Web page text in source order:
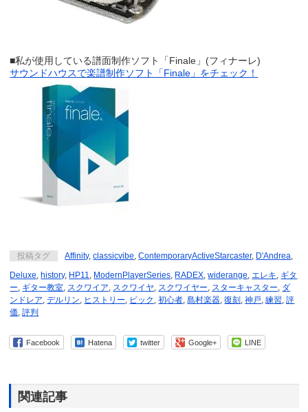
■私が使用している譜面制作ソフト「Finale」(フィナーレ)
サウンドハウスで楽譜制作ソフト「Finale」をチェック！
投稿タグ Affinity,classicvibe ,ContemporaryActiveStarcaster, D'Andrea
Deluxe ,history, HP11 ModernPlayerSeries RADEX ,widerange エレキ ギタ
ー ギター教室 スクワイア スクワイヤ スクワイヤー スターキャスター ダ
ンドレア ,デルリン ヒストリー ピック ,初心者 ,島村楽器 ,復刻 ,神戸 ,練習 ,評
価 ,評判
Facebook Hatena twitter Google+ LINE
関連記事